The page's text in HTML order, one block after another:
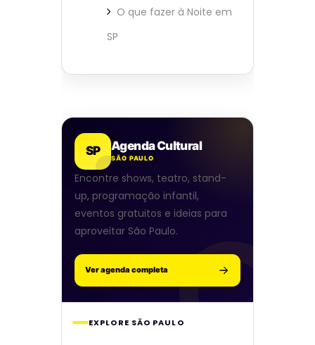
O que fazer à Noite em
SP
SP Agenda Cultural
SÃO PAULO
Encontre shows, teatro, stand-
up, programação infantil,
eventos gratuitos e ideias para
aproveitar São Paulo.
Ver agenda completa
EXPLORE SÃO PAULO